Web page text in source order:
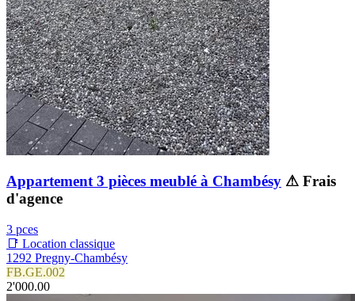
Appartement 3 pièces meublé à Chambésy ⚠ Frais
d'agence
3 pces
📑 Location classique
1292 Pregny-Chambésy
FB.GE.002
2'000.00